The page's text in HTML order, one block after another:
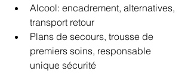
Alcool: encadrement, alternatives,
transport retour
Plans de secours, trousse de
premiers soins, responsable
unique sécurité